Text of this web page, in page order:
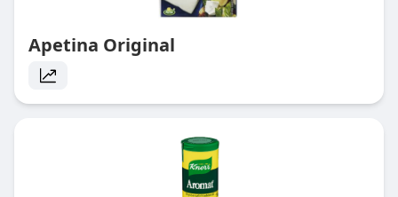
Apetina Original